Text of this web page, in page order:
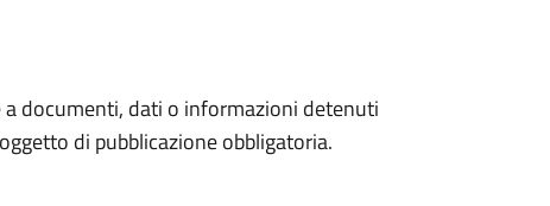
documenti, dati o informazioni detenuti
di pubblicazione obbligatoria.